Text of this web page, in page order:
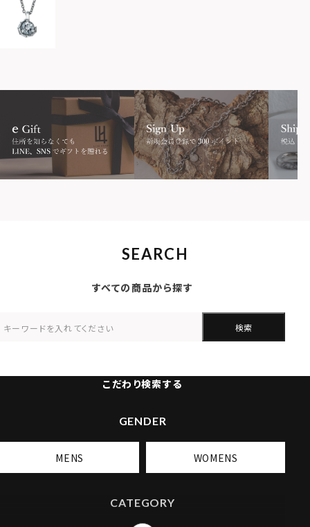
SEARCH
すべての商品から探す
検索
こだわり検索する
GENDER
MENS WOMENS
CATEGORY